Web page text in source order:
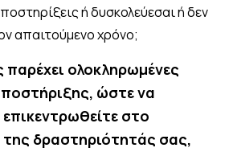
ή δυσκολεύεσαι ή δεν
απαιτούμενο χρόνο;
ολοκληρωμένες
ώστε να
στο
της δραστηριότητάς σας,